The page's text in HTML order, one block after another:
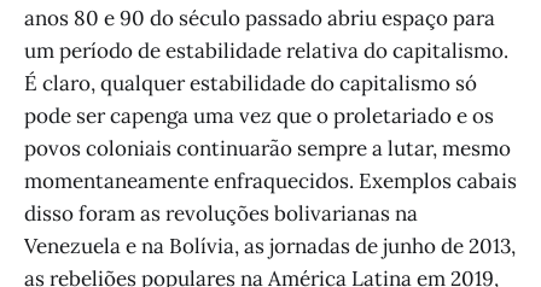
anos 80 e 90 do século passado abriu espaço para
um período de estabilidade relativa do capitalismo.
É claro, qualquer estabilidade do capitalismo só
pode ser capenga uma vez que o proletariado e os
povos coloniais continuarão sempre a lutar, mesmo
momentaneamente enfraquecidos. Exemplos cabais
disso foram as revoluções bolivarianas na
Venezuela e na Bolívia, as jornadas de junho de 2013,
as rebeliões populares na América Latina em 2019,